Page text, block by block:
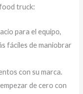
truck:
para el equipo,
fáciles de maniobrar
con su marca.
de cero con